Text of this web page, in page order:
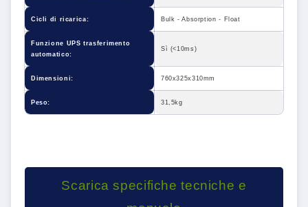
Cicli di ricarica: Bulk - Absorption - Float
Funzione UPS trasferimento
automatico:
Sì (<10ms)
Dimensioni: 760x325x310mm
Peso: 31,5kg
Scarica specifiche tecniche e